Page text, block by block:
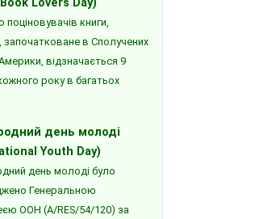
Lovers Day)
поціновувачів книги,
започатковане в Сполучених
відзначається 9
року в багатьох
день молоді
Youth Day)
день молоді було
Генеральною
ООН (A/RES/54/120) за